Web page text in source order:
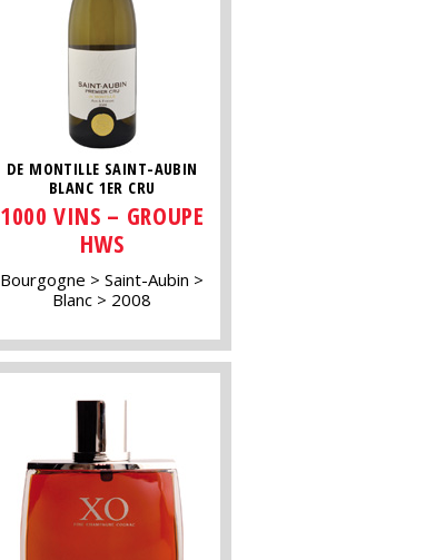
DE MONTILLE SAINT-AUBIN
BLANC 1ER CRU
1000 VINS – GROUPE
HWS
Bourgogne
Saint-Aubin
Blanc
2008